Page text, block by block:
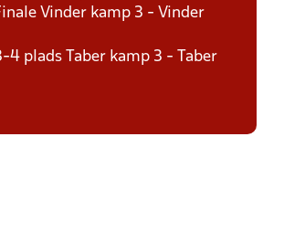
Vinder kamp 3 - Vinder
4 plads Taber kamp 3 - Taber